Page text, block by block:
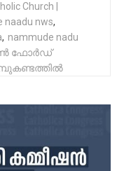
Church |
naadu nws,
, nammude nadu
ഫോർഡ്